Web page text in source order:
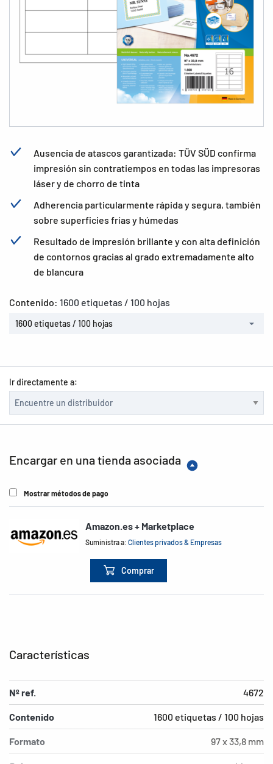
Ausencia de atascos garantizada: TÜV SÜD confirma
impresión sin contratiempos en todas las impresoras
láser y de chorro de tinta
Adherencia particularmente rápida y segura, también
sobre superficies frías y húmedas
Resultado de impresión brillante y con alta definición
de contornos gracias al grado extremadamente alto
de blancura
Contenido: 1600 etiquetas / 100 hojas
1600 etiquetas / 100 hojas
Ir directamente a:
Encargar en una tienda asociada
Mostrar métodos de pago
Amazon.es + Marketplace
Suministra a:Clientes privados & Empresas
Comprar
Características
Nº ref. 4672
Contenido 1600 etiquetas / 100 hojas
Formato 97 x 33,8 mm